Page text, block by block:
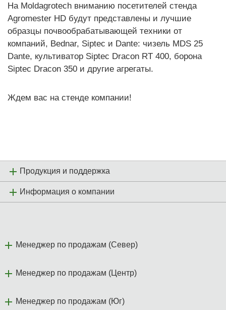
На Moldagrotech вниманию посетителей стенда
Agromester HD будут представлены и лучшие
образцы почвообрабатывающей техники от
компаний, Bednar, Siptec и Dante: чизель MDS 25
Dante, культиватор Siptec Dracon RT 400, борона
Siptec Dracon 350 и другие агрегаты.
Ждем вас на стенде компании!
Продукция и поддержка
Информация о компании
Менеджер по продажам (Север)
Менеджер по продажам (Центр)
Менеджер по продажам (Юг)